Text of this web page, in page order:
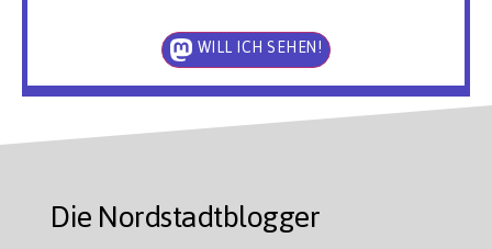
WILL ICH SEHEN!
Die Nordstadtblogger